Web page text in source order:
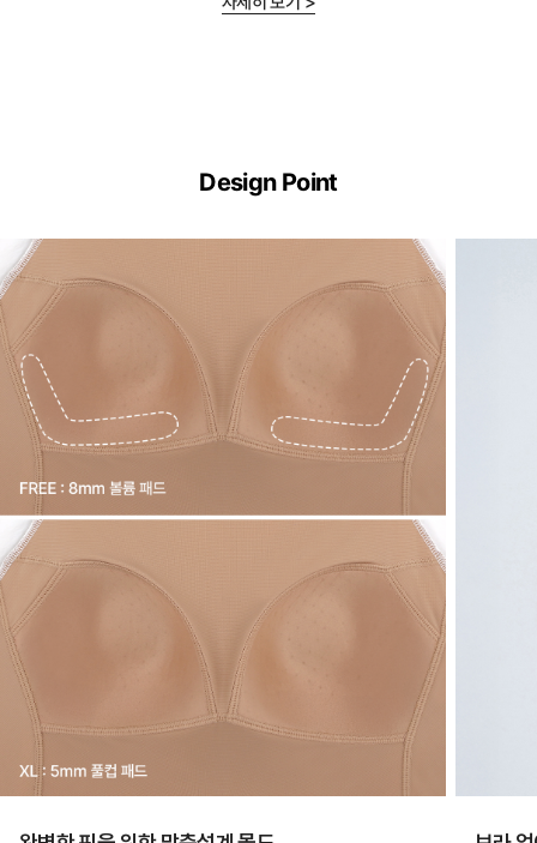
이
란?
ERGOFIT®
은
브
라
없
이
장
입
어
도
안
Design Point